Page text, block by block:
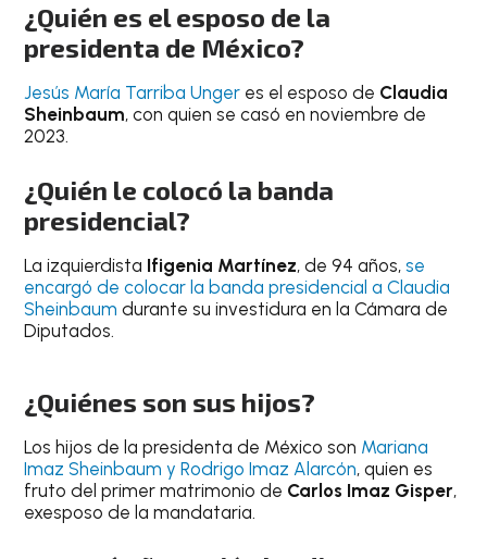
¿Quién es el esposo de la
presidenta de México?
Jesús María Tarriba Unger es el esposo de Claudia
Sheinbaum, con quien se casó en noviembre de
2023.
¿Quién le colocó la banda
presidencial?
La izquierdista Ifigenia Martínez, de 94 años,se
encargó de colocar la banda presidencial a Claudia
Sheinbaum durante su investidura en la Cámara de
Diputados.
¿Quiénes son sus hijos?
Los hijos de la presidenta de México son Mariana
Imaz Sheinbaum y Rodrigo Imaz Alarcón, quien es
fruto del primer matrimonio de Carlos Imaz Gisper,
exesposo de la mandataria.